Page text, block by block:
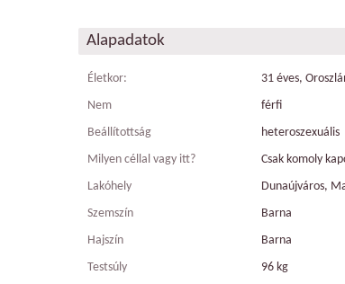
Alapadatok
Életkor:
31 éves,
Nem
férfi
Beállítottság
heteroszexuális
Milyen céllal vagy itt?
Csak komoly
Lakóhely
Dunaújváros,
Szemszín
Barna
Hajszín
Barna
Testsúly
96 kg